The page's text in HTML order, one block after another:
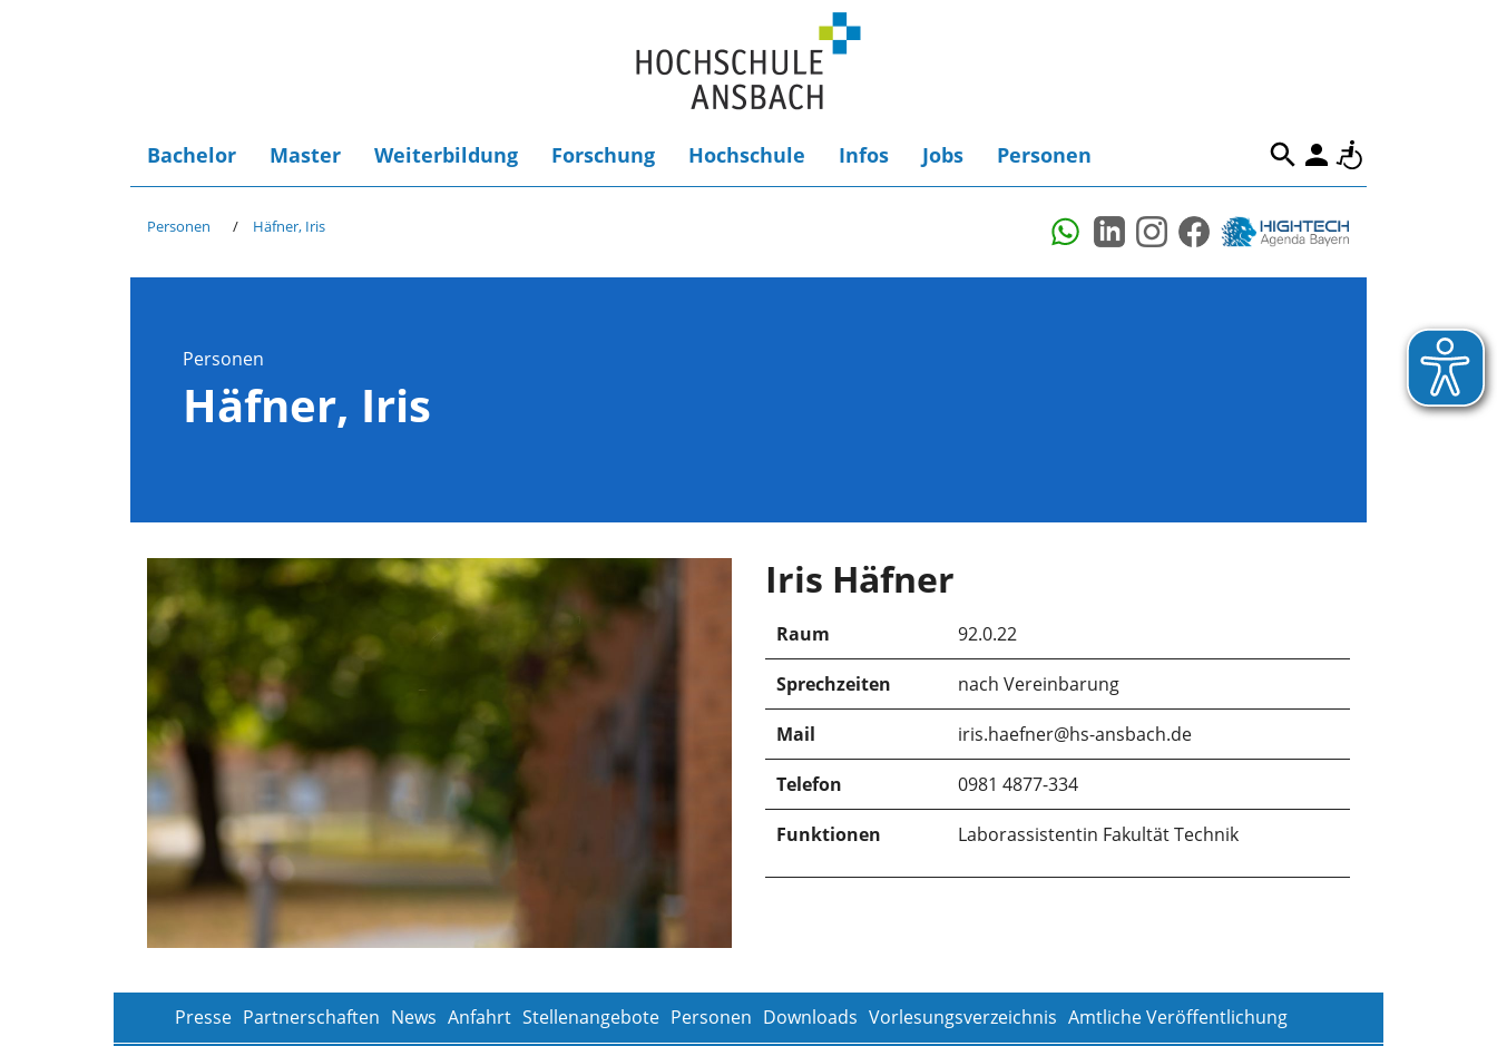
Bachelor Master Weiterbildung Forschung Hochschule Infos Jobs Personen
Personen Häfner, Iris
Personen
Häfner, Iris
Iris Häfner
Raum 92.0.22
Sprechzeiten nach Vereinbarung
Mail iris.haefner@hs-ansbach.de
Telefon 0981 4877-334
Funktionen Laborassistentin Fakultät Technik
Presse Partnerschaften News Anfahrt Stellenangebote Personen Downloads Vorlesungsverzeichnis Amtliche Veröffentlichung